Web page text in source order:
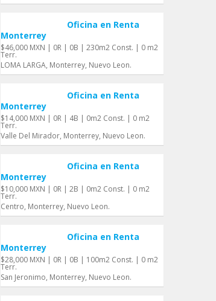
Oficina en Renta
Monterrey
$46,000 MXN | 0R | 0B | 230m2 Const. | 0 m2
Terr.
LOMA LARGA, Monterrey, Nuevo Leon.
Oficina en Renta
Monterrey
$14,000 MXN | 0R | 4B | 0m2 Const. | 0 m2
Terr.
Valle Del Mirador, Monterrey, Nuevo Leon.
Oficina en Renta
Monterrey
$10,000 MXN | 0R | 2B | 0m2 Const. | 0 m2
Terr.
Centro, Monterrey, Nuevo Leon.
Oficina en Renta
Monterrey
$28,000 MXN | 0R | 0B | 100m2 Const. | 0 m2
Terr.
San Jeronimo, Monterrey, Nuevo Leon.